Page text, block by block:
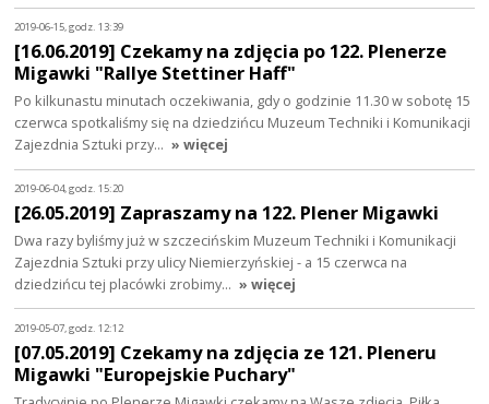
2019-06-15, godz. 13:39
[16.06.2019] Czekamy na zdjęcia po 122. Plenerze
Migawki "Rallye Stettiner Haff"
Po kilkunastu minutach oczekiwania, gdy o godzinie 11.30 w sobotę 15
czerwca spotkaliśmy się na dziedzińcu Muzeum Techniki i Komunikacji
Zajezdnia Sztuki przy… » więcej
2019-06-04, godz. 15:20
[26.05.2019] Zapraszamy na 122. Plener Migawki
Dwa razy byliśmy już w szczecińskim Muzeum Techniki i Komunikacji
Zajezdnia Sztuki przy ulicy Niemierzyńskiej - a 15 czerwca na
dziedzińcu tej placówki zrobimy… » więcej
2019-05-07, godz. 12:12
[07.05.2019] Czekamy na zdjęcia ze 121. Pleneru
Migawki "Europejskie Puchary"